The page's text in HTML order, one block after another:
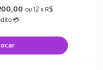
ou 12 x R$
💳